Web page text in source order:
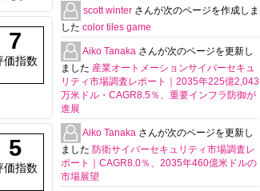
7
価指数
5
価指数
scott winter さんが次のページを作成しま
した color tiles game
Aiko Tanaka さんが次のページを更新し
ました 産業オートメーションサイバーセキュ
リティ市場調査レポート｜2035年225億2,043
万米ドル・CAGR8.5％、重要インフラ防御が
進展
Aiko Tanaka さんが次のページを更新し
ました 防衛サイバーセキュリティ市場調査レ
ポート｜CAGR8.0％、2035年460億米ドルの
市場展望